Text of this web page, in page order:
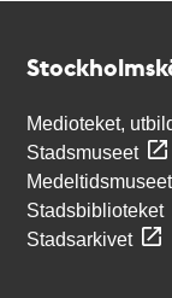
Medioteket,
Stadsmuseet
Medeltidsmuseet
Stadsbiblioteket
Stadsarkivet